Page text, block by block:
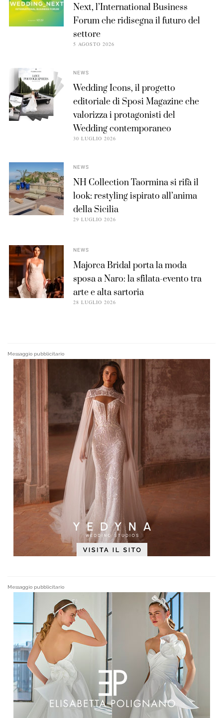
Next, l’International Business
Forum che ridisegna il futuro del
settore
5 AGOSTO 2026
NEWS
Wedding Icons, il progetto
editoriale di Sposi Magazine che
valorizza i protagonisti del
Wedding contemporaneo
30 LUGLIO 2026
NEWS
NH Collection Taormina si rifà il
look: restyling ispirato all’anima
della Sicilia
29 LUGLIO 2026
NEWS
Majorca Bridal porta la moda
sposa a Naro: la sfilata-evento tra
arte e alta sartoria
28 LUGLIO 2026
Messaggio pubblicitario
Messaggio pubblicitario